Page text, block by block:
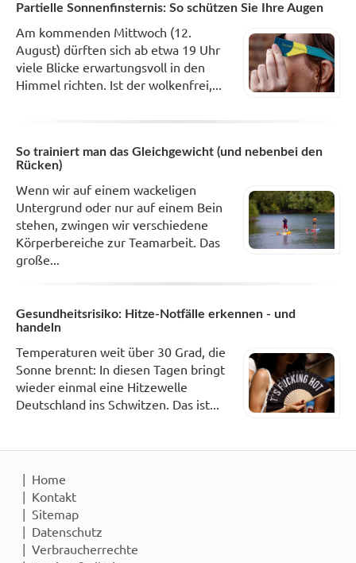
Partielle Sonnenfinsternis: So schützen Sie Ihre Augen
Am kommenden Mittwoch (12.
August) dürften sich ab etwa 19 Uhr
viele Blicke erwartungsvoll in den
Himmel richten. Ist der wolkenfrei,...
So trainiert man das Gleichgewicht (und nebenbei den
Rücken)
Wenn wir auf einem wackeligen
Untergrund oder nur auf einem Bein
stehen, zwingen wir verschiedene
Körperbereiche zur Teamarbeit. Das
große...
Gesundheitsrisiko: Hitze-Notfälle erkennen - und
handeln
Temperaturen weit über 30 Grad, die
Sonne brennt: In diesen Tagen bringt
wieder einmal eine Hitzewelle
Deutschland ins Schwitzen. Das ist...
Home
Kontakt
Sitemap
Datenschutz
Verbraucherrechte